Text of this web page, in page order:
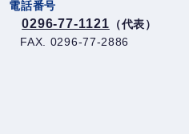
電話番号
0296-77-1121 （代表）
FAX. 0296-77-2886